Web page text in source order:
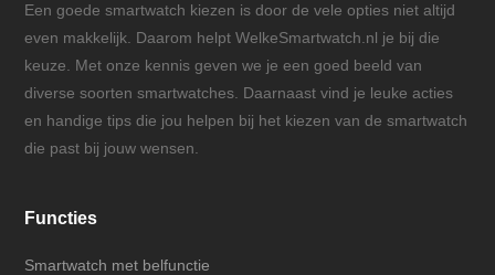
Een goede smartwatch kiezen is door de vele opties niet altijd
even makkelijk. Daarom helpt WelkeSmartwatch.nl je bij die
keuze. Met onze kennis geven we je een goed beeld van
diverse soorten smartwatches. Daarnaast vind je leuke acties
en handige tips die jou helpen bij het kiezen van de smartwatch
die past bij jouw wensen.
Functies
Smartwatch met belfunctie